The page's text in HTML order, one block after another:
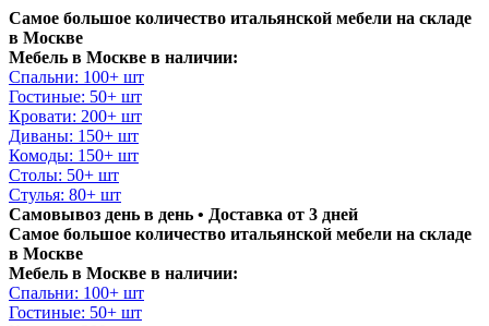
Самое большое количество итальянской мебели на складе
в Москве
Мебель в Москве в наличии:
Спальни: 100+ шт
Гостиные: 50+ шт
Кровати: 200+ шт
Диваны: 150+ шт
Комоды: 150+ шт
Столы: 50+ шт
Стулья: 80+ шт
Самовывоз день в день • Доставка от 3 дней
Самое большое количество итальянской мебели на складе
в Москве
Мебель в Москве в наличии:
Спальни: 100+ шт
Гостиные: 50+ шт